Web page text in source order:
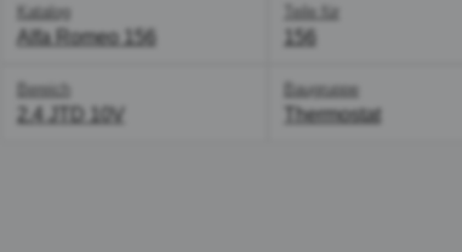
Katalog
Alfa Romeo 156
Teile für
156
Bereich
2.4 JTD 10V
Baugruppe
Thermostat